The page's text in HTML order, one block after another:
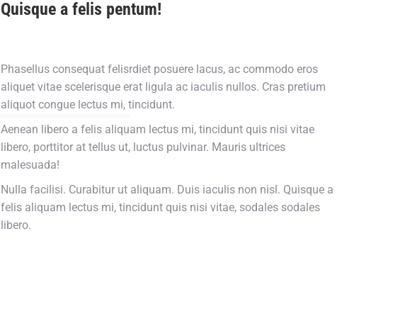
Quisque a felis pentum!
Phasellus consequat felisrdiet posuere lacus, ac commodo eros
aliquet vitae scelerisque erat ligula ac iaculis nullos. Cras pretium
aliquot congue lectus mi, tincidunt.
Aenean libero a felis aliquam lectus mi, tincidunt quis nisi vitae
libero, porttitor at tellus ut, luctus pulvinar. Mauris ultrices
malesuada!
Nulla facilisi. Curabitur ut aliquam. Duis iaculis non nisl. Quisque a
felis aliquam lectus mi, tincidunt quis nisi vitae, sodales sodales
libero.